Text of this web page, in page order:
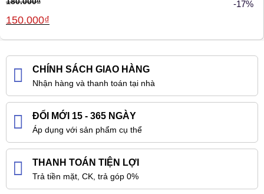
Giá
là:
180.000₫.
150.000₫
tại
là:
150.000₫.
-17%
CHÍNH SÁCH GIAO HÀNG
Nhận hàng và thanh toán tại nhà
ĐỔI MỚI 15 - 365 NGÀY
Áp dụng với sản phẩm cụ thể
THANH TOÁN TIỆN LỢI
Trả tiền mặt, CK, trả góp 0%